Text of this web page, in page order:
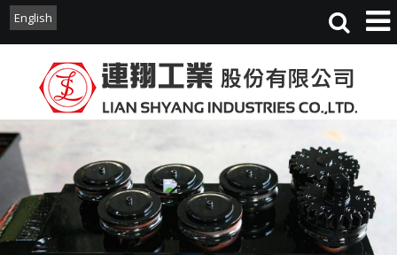
English
English